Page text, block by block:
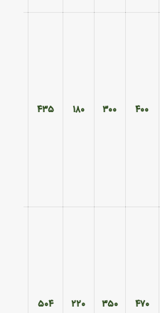
۴۰۰ ۳۰۰ ۱۸۰ ۴۳۵
۴۷۰ ۳۵۰ ۲۲۰ ۵۰۴